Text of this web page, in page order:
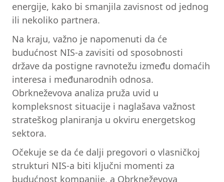
energije, kako bi smanjila zavisnost od jednog
ili nekoliko partnera.
Na kraju, važno je napomenuti da će
budućnost NIS-a zavisiti od sposobnosti
države da postigne ravnotežu između domaćih
interesa i međunarodnih odnosa.
Obrkneževova analiza pruža uvid u
kompleksnost situacije i naglašava važnost
strateškog planiranja u okviru energetskog
sektora.
Očekuje se da će dalji pregovori o vlasničkoj
strukturi NIS-a biti ključni momenti za
budućnost kompanije, a Obrkneževova